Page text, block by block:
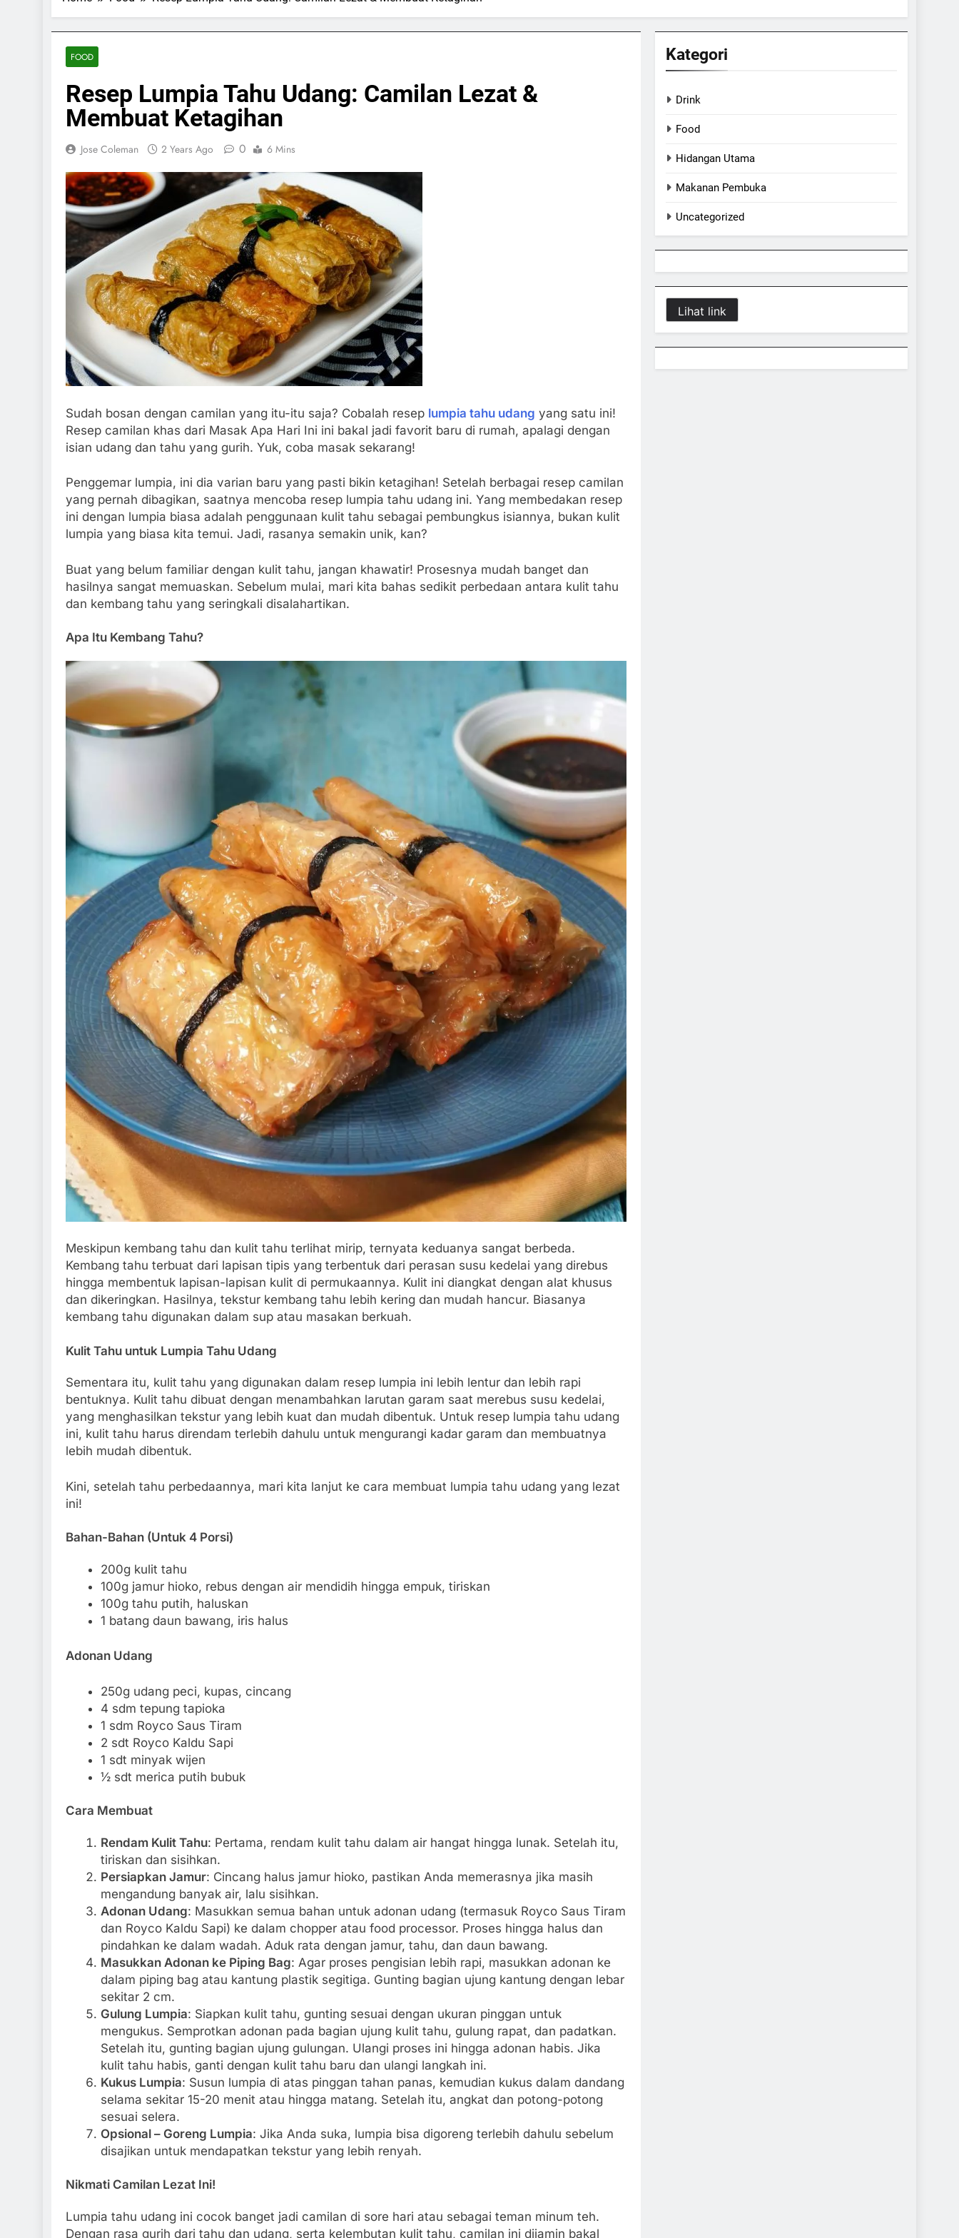
FOOD
Resep Lumpia Tahu Udang: Camilan Lezat &
Membuat Ketagihan
Jose Coleman 2 Years Ago 0 6 Mins
Sudah bosan dengan camilan yang itu-itu saja? Cobalah resep lumpia tahu udang yang satu ini!
Resep camilan khas dari Masak Apa Hari Ini ini bakal jadi favorit baru di rumah, apalagi dengan
isian udang dan tahu yang gurih. Yuk, coba masak sekarang!
Penggemar lumpia, ini dia varian baru yang pasti bikin ketagihan! Setelah berbagai resep camilan
yang pernah dibagikan, saatnya mencoba resep lumpia tahu udang ini. Yang membedakan resep
ini dengan lumpia biasa adalah penggunaan kulit tahu sebagai pembungkus isiannya, bukan kulit
lumpia yang biasa kita temui. Jadi, rasanya semakin unik, kan?
Buat yang belum familiar dengan kulit tahu, jangan khawatir! Prosesnya mudah banget dan
hasilnya sangat memuaskan. Sebelum mulai, mari kita bahas sedikit perbedaan antara kulit tahu
dan kembang tahu yang seringkali disalahartikan.
Apa Itu Kembang Tahu?
Meskipun kembang tahu dan kulit tahu terlihat mirip, ternyata keduanya sangat berbeda.
Kembang tahu terbuat dari lapisan tipis yang terbentuk dari perasan susu kedelai yang direbus
hingga membentuk lapisan-lapisan kulit di permukaannya. Kulit ini diangkat dengan alat khusus
dan dikeringkan. Hasilnya, tekstur kembang tahu lebih kering dan mudah hancur. Biasanya
kembang tahu digunakan dalam sup atau masakan berkuah.
Kulit Tahu untuk Lumpia Tahu Udang
Sementara itu, kulit tahu yang digunakan dalam resep lumpia ini lebih lentur dan lebih rapi
bentuknya. Kulit tahu dibuat dengan menambahkan larutan garam saat merebus susu kedelai,
yang menghasilkan tekstur yang lebih kuat dan mudah dibentuk. Untuk resep lumpia tahu udang
ini, kulit tahu harus direndam terlebih dahulu untuk mengurangi kadar garam dan membuatnya
lebih mudah dibentuk.
Kini, setelah tahu perbedaannya, mari kita lanjut ke cara membuat lumpia tahu udang yang lezat
ini!
Bahan-Bahan (Untuk 4 Porsi)
200g kulit tahu
100g jamur hioko, rebus dengan air mendidih hingga empuk, tiriskan
100g tahu putih, haluskan
1 batang daun bawang, iris halus
Adonan Udang
250g udang peci, kupas, cincang
4 sdm tepung tapioka
1 sdm Royco Saus Tiram
2 sdt Royco Kaldu Sapi
1 sdt minyak wijen
½ sdt merica putih bubuk
Cara Membuat
Rendam Kulit Tahu: Pertama, rendam kulit tahu dalam air hangat hingga lunak. Setelah itu,
tiriskan dan sisihkan.
Persiapkan Jamur: Cincang halus jamur hioko, pastikan Anda memerasnya jika masih
mengandung banyak air, lalu sisihkan.
Adonan Udang: Masukkan semua bahan untuk adonan udang (termasuk Royco Saus Tiram
dan Royco Kaldu Sapi) ke dalam chopper atau food processor. Proses hingga halus dan
pindahkan ke dalam wadah. Aduk rata dengan jamur, tahu, dan daun bawang.
Masukkan Adonan ke Piping Bag: Agar proses pengisian lebih rapi, masukkan adonan ke
dalam piping bag atau kantung plastik segitiga. Gunting bagian ujung kantung dengan lebar
sekitar 2 cm.
Gulung Lumpia: Siapkan kulit tahu, gunting sesuai dengan ukuran pinggan untuk
mengukus. Semprotkan adonan pada bagian ujung kulit tahu, gulung rapat, dan padatkan.
Setelah itu, gunting bagian ujung gulungan. Ulangi proses ini hingga adonan habis. Jika
kulit tahu habis, ganti dengan kulit tahu baru dan ulangi langkah ini.
Kukus Lumpia: Susun lumpia di atas pinggan tahan panas, kemudian kukus dalam dandang
selama sekitar 15-20 menit atau hingga matang. Setelah itu, angkat dan potong-potong
sesuai selera.
Opsional – Goreng Lumpia: Jika Anda suka, lumpia bisa digoreng terlebih dahulu sebelum
disajikan untuk mendapatkan tekstur yang lebih renyah.
Nikmati Camilan Lezat Ini!
Lumpia tahu udang ini cocok banget jadi camilan di sore hari atau sebagai teman minum teh.
Dengan rasa gurih dari tahu dan udang, serta kelembutan kulit tahu, camilan ini dijamin bakal
Kategori
Drink
Food
Hidangan Utama
Makanan Pembuka
Uncategorized
Lihat link